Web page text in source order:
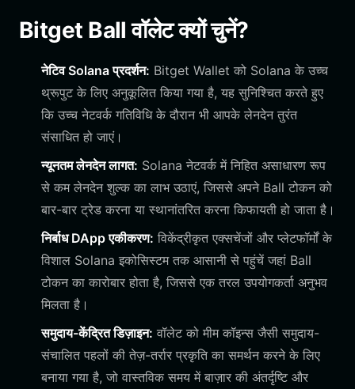
Bitget Ball वॉलेट क्यों चुनें?
नेटिव Solana प्रदर्शन: Bitget Wallet को Solana के उच्च
थ्रूपुट के लिए अनुकूलित किया गया है, यह सुनिश्चित करते हुए
कि उच्च नेटवर्क गतिविधि के दौरान भी आपके लेनदेन तुरंत
संसाधित हो जाएं।
न्यूनतम लेनदेन लागत: Solana नेटवर्क में निहित असाधारण रूप
से कम लेनदेन शुल्क का लाभ उठाएं, जिससे अपने Ball टोकन को
बार-बार ट्रेड करना या स्थानांतरित करना किफायती हो जाता है।
निर्बाध DApp एकीकरण: विकेंद्रीकृत एक्सचेंजों और प्लेटफॉर्मों के
विशाल Solana इकोसिस्टम तक आसानी से पहुंचें जहां Ball
टोकन का कारोबार होता है, जिससे एक तरल उपयोगकर्ता अनुभव
मिलता है।
समुदाय-केंद्रित डिज़ाइन: वॉलेट को मीम कॉइन्स जैसी समुदाय-
संचालित पहलों की तेज़-तर्रार प्रकृति का समर्थन करने के लिए
बनाया गया है, जो वास्तविक समय में बाज़ार की अंतर्दृष्टि और